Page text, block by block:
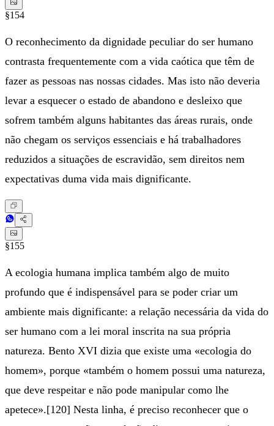
§154
O reconhecimento da dignidade peculiar do ser humano
contrasta frequentemente com a vida caótica que têm de
fazer as pessoas nas nossas cidades. Mas isto não deveria
levar a esquecer o estado de abandono e desleixo que
sofrem também alguns habitantes das áreas rurais, onde
não chegam os serviços essenciais e há trabalhadores
reduzidos a situações de escravidão, sem direitos nem
expectativas duma vida mais dignificante.
§155
A ecologia humana implica também algo de muito
profundo que é indispensável para se poder criar um
ambiente mais dignificante: a relação necessária da vida do
ser humano com a lei moral inscrita na sua própria
natureza. Bento XVI dizia que existe uma «ecologia do
homem», porque «também o homem possui uma natureza,
que deve respeitar e não pode manipular como lhe
apetece».[120] Nesta linha, é preciso reconhecer que o